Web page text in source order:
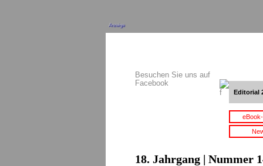
Anzeige
Besuchen Sie uns auf
Facebook
Editorial
18. Jahrgang | Nummer